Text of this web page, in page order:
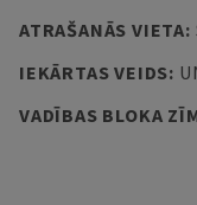
ATRAŠANĀS VIETA:
IEKĀRTAS VEIDS:
VADĪBAS BLOKA